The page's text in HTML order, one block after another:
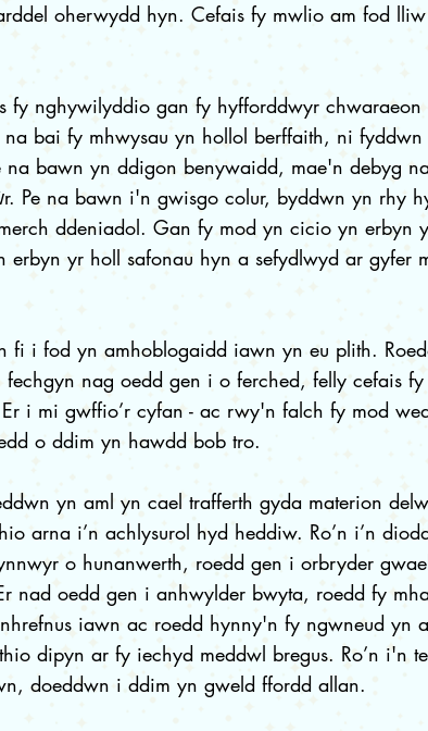
oherwydd hyn. Cefais fy mwlio am fod
fy nghywilyddio gan fy hyfforddwyr
bai fy mhwysau yn hollol berffaith, ni fyddwn
na bawn yn ddigon benywaidd, mae'n debyg
Pe na bawn i'n gwisgo colur, byddwn yn rhy
ddeniadol. Gan fy mod yn cicio yn erbyn y
erbyn yr holl safonau hyn a sefydlwyd ar gyfer
fi i fod yn amhoblogaidd iawn yn eu plith.
nag oedd gen i o ferched, felly cefais fy
i mi gwffio’r cyfan - ac rwy'n falch fy mod
o ddim yn hawdd bob tro.
yn aml yn cael trafferth gyda materion
arna i’n achlysurol hyd heddiw. Ro’n i’n
o hunanwerth, roedd gen i orbryder
nad oedd gen i anhwylder bwyta, roedd fy
iawn ac roedd hynny'n fy ngwneud yn
dipyn ar fy iechyd meddwl bregus. Ro’n i'n
doeddwn i ddim yn gweld ffordd allan.